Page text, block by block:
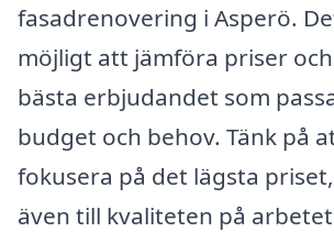
fasadrenovering i Asperö.
möjligt att jämföra priser
bästa erbjudandet som
budget och behov. Tänk på
fokusera på det lägsta
även till kvaliteten på